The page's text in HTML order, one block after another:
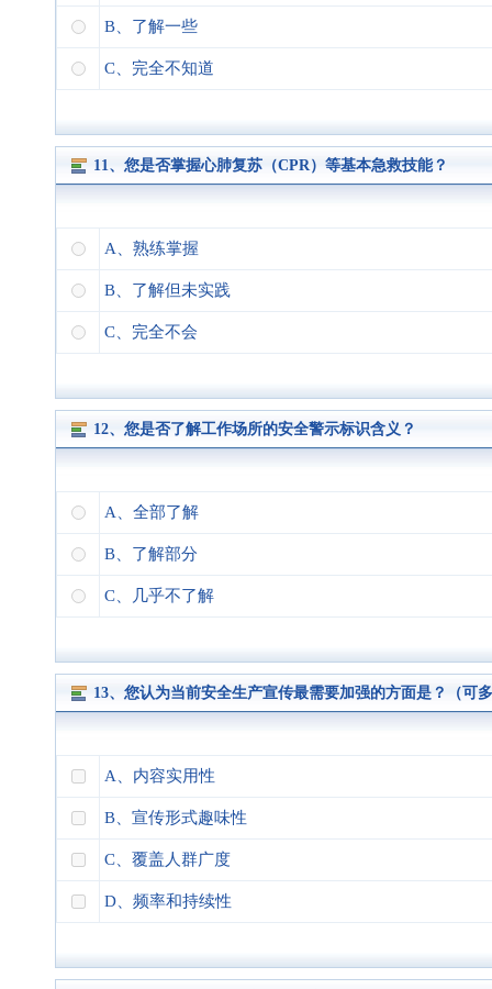
B、了解一些
C、完全不知道
11、您是否掌握心肺复苏（CPR）等基本急救技能？
A、熟练掌握
B、了解但未实践
C、完全不会
12、您是否了解工作场所的安全警示标识含义？
A、全部了解
B、了解部分
C、几乎不了解
13、您认为当前安全生产宣传最需要加强的方面是？（可
A、内容实用性
B、宣传形式趣味性
C、覆盖人群广度
D、频率和持续性